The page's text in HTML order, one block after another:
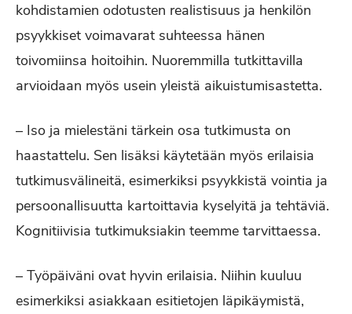
kohdistamien odotusten realistisuus ja henkilön
psyykkiset voimavarat suhteessa hänen
toivomiinsa hoitoihin. Nuoremmilla tutkittavilla
arvioidaan myös usein yleistä aikuistumisastetta.
– Iso ja mielestäni tärkein osa tutkimusta on
haastattelu. Sen lisäksi käytetään myös erilaisia
tutkimusvälineitä, esimerkiksi psyykkistä vointia ja
persoonallisuutta kartoittavia kyselyitä ja tehtäviä.
Kognitiivisia tutkimuksiakin teemme tarvittaessa.
– Työpäiväni ovat hyvin erilaisia. Niihin kuuluu
esimerkiksi asiakkaan esitietojen läpikäymistä,